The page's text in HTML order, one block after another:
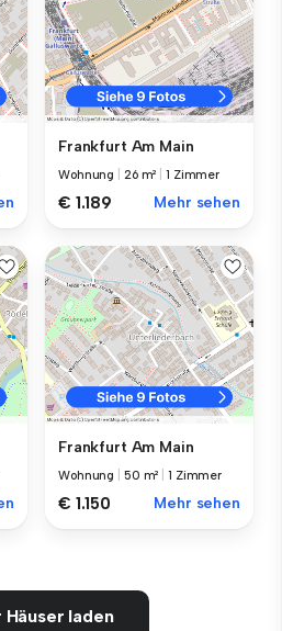
Frankfurt Am Main
Wohnung 26 m² |1 Zimmer
€ 1.189 Mehr sehen
Frankfurt Am Main
Wohnung 50 m² |1 Zimmer
€ 1.150 Mehr sehen
Häuser laden